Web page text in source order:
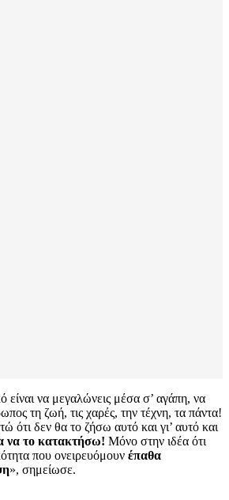
να μεγαλώνεις μέσα σ’ αγάπη, να
τη ζωή, τις χαρές, την τέχνη, τα πάντα!
ότι δεν θα το ζήσω αυτό και γι’ αυτό και
να το κατακτήσω! Μόνο στην ιδέα ότι
που ονειρευόμουν έπαθα
», σημείωσε.